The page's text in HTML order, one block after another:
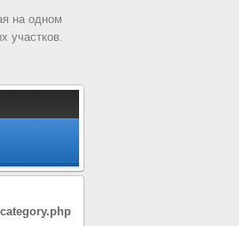
на одном
участков.